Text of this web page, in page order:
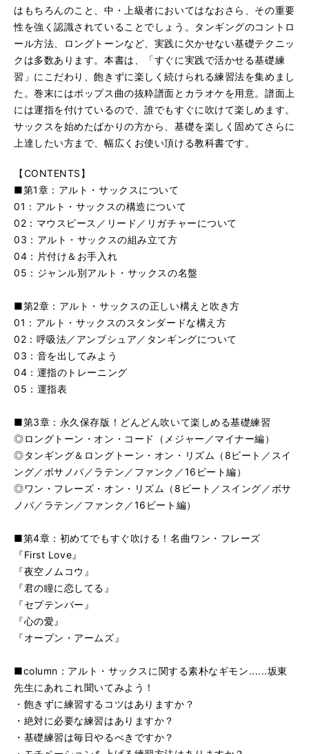
はもちろんのこと、中・上級者においてはなおさら、その重要
性を強く認識されていることでしょう。タンギングのコントロ
ール方法、ロングトーンなど、実践に欠かせない基礎テクニッ
クは多数あります。本書は、「すぐに実践で活かせる基礎練
習」にこだわり、飽きずに楽しく続けられる練習法を集めまし
た。巻末にはポップス曲の抜粋譜面とカラオケを用意。譜面上
には運指を付けているので、誰でもすぐに吹けて楽しめます。
サックスを始めたばかりの方から、基礎を楽しく固めてさらに
上達したい方まで、幅広くお使い頂ける教科書です。
【CONTENTS】
■第1章：アルト・サックスについて
01：アルト・サックスの構造について
02：マウスピース／リード／リガチャーについて
03：アルト・サックスの組み立て方
04：片付け＆お手入れ
05：ジャンル別アルト・サックスの名盤
■第2章：アルト・サックスの正しい構えと吹き方
01：アルト・サックスのスタンダードな構え方
02：呼吸法／アンブシュア／タンギングについて
03：音を出してみよう
04：運指のトレーニング
05：運指表
■第3章：永久保存版！どんどん吹いて楽しめる基礎練習
◎ロングトーン・オン・コード（メジャー／マイナー編）
◎タンギング＆ロングトーン・オン・リズム（8ビート／スイ
ング／ボサノバ／ラテン／ファンク／16ビート編）
◎ワン・フレーズ・オン・リズム（8ビート／スイング／ボサ
ノバ／ラテン／ファンク／16ビート編）
■第4章：初めてでもすぐ吹ける！名曲ワン・フレーズ
『First Love』
『夜空ノムコウ』
『君の瞳に恋してる』
『セプテンバー』
『心の愛』
『オープン・アームズ』
■column：アルト・サックスに関する素朴なギモン......坂東
先生にあれこれ聞いてみよう！
・飽きずに練習するコツはありますか？
・絶対に必要な練習はありますか？
・基礎練習は毎日やるべきですか？